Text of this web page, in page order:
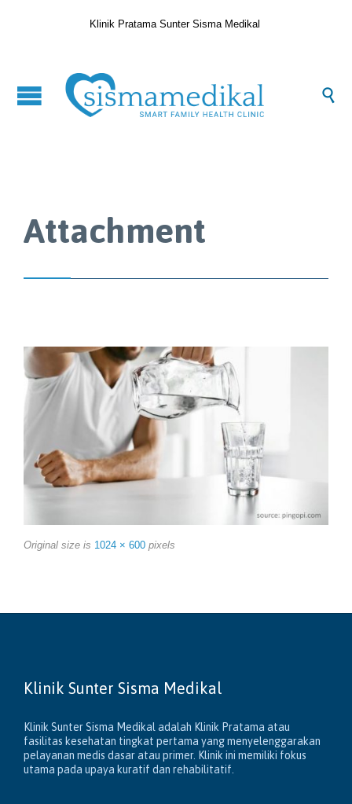
Klinik Pratama Sunter Sisma Medikal

Attachment
Original size is 1024 × 600 pixels
Klinik Sunter Sisma Medikal
Klinik Sunter Sisma Medikal adalah Klinik Pratama atau
fasilitas kesehatan tingkat pertama yang menyelenggarakan
pelayanan medis dasar atau primer. Klinik ini memiliki fokus
utama pada upaya kuratif dan rehabilitatif.